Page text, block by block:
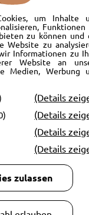
um Inhalte
Funktionen
zu können und
Website zu
Informationen zu
Website an
Medien, Werbung
(Details
(Details
(Details
(Details
zulassen
Sie im AutoShop
Citroen. Hier in
unsere Räder und